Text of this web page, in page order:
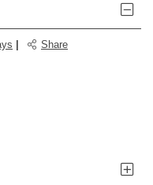
Share